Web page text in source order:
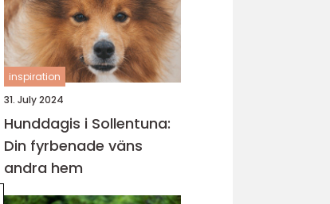
inspiration
31. July 2024
Hunddagis i Sollentuna:
Din fyrbenade väns
andra hem